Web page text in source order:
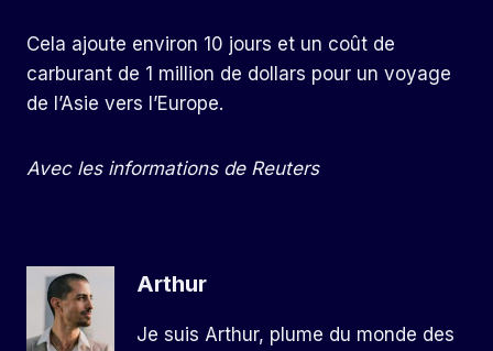
Cela ajoute environ 10 jours et un coût de
carburant de 1 million de dollars pour un voyage
de l’Asie vers l’Europe.
Avec les informations de Reuters
Arthur
Je suis Arthur, plume du monde des